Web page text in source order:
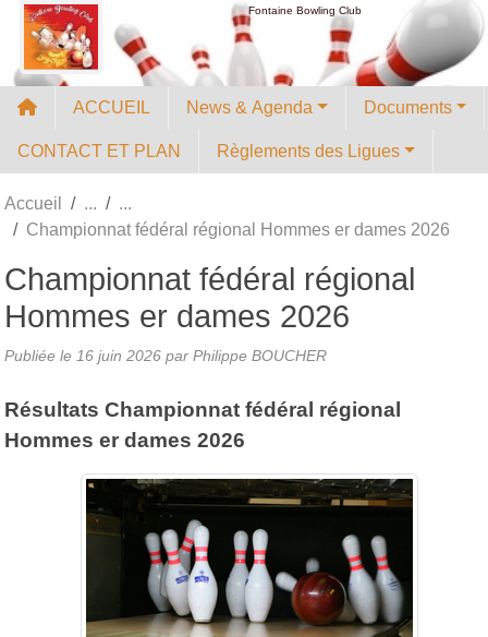
Fontaine Bowling Club
ACCUEIL News & Agenda Documents
CONTACT ET PLAN Règlements des Ligues
Accueil
Championnat fédéral régional Hommes er dames 2026
Championnat fédéral régional
Hommes er dames 2026
Publiée le 16 juin 2026 par Philippe BOUCHER
Résultats Championnat fédéral régional
Hommes er dames 2026
Panneau de gestion des cookies